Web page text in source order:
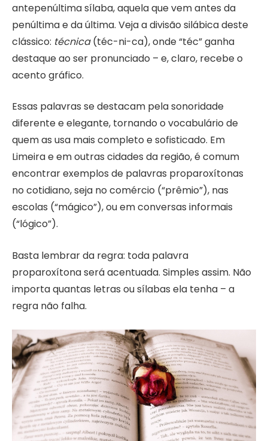
antepenúltima sílaba, aquela que vem antes da
penúltima e da última. Veja a divisão silábica deste
clássico: técnica(téc-ni-ca), onde “téc” ganha
destaque ao ser pronunciado – e, claro, recebe o
acento gráfico.
Essas palavras se destacam pela sonoridade
diferente e elegante, tornando o vocabulário de
quem as usa mais completo e sofisticado. Em
Limeira e em outras cidades da região, é comum
encontrar exemplos de palavras proparoxítonas
no cotidiano, seja no comércio (“prêmio”), nas
escolas (“mágico”), ou em conversas informais
(“lógico”).
Basta lembrar da regra: toda palavra
proparoxítona será acentuada. Simples assim. Não
importa quantas letras ou sílabas ela tenha – a
regra não falha.